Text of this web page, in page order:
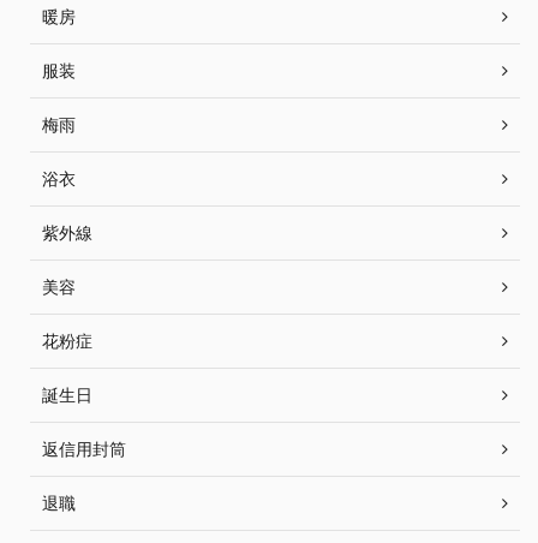
暖房
服装
梅雨
浴衣
紫外線
美容
花粉症
誕生日
返信用封筒
退職